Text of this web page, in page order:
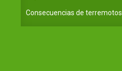
Consecuencias de terremotos